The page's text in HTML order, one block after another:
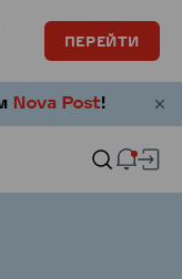
ПЕРЕЙТИ